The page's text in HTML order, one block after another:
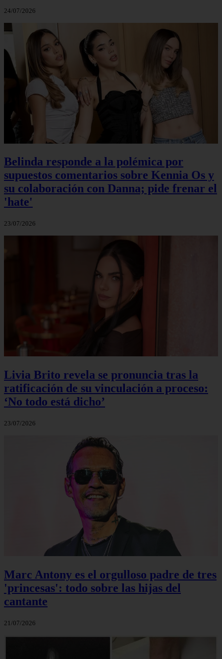
24/07/2026
Belinda responde a la polémica por
supuestos comentarios sobre Kennia Os y
su colaboración con Danna; pide frenar el
'hate'
23/07/2026
Livia Brito revela se pronuncia tras la
ratificación de su vinculación a proceso:
‘No todo está dicho’
23/07/2026
Marc Antony es el orgulloso padre de tres
'princesas': todo sobre las hijas del
cantante
21/07/2026